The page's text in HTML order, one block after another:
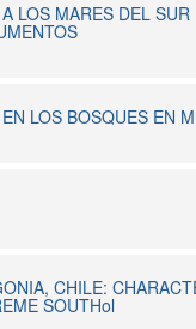
LOS MARES DEL
LOS BOSQUES EN
CHILE:
SOUTHol